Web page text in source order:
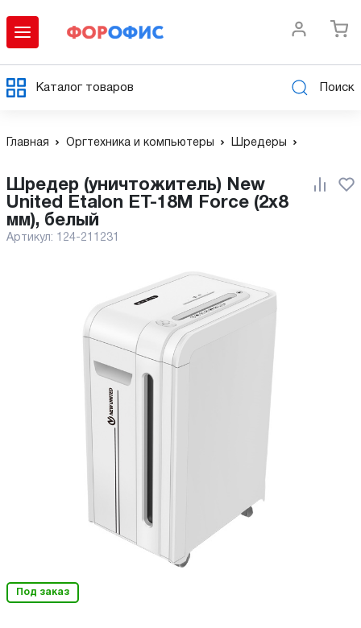
Каталог товаров Поиск
Главная Оргтехника и компьютеры Шредеры
Шредер (уничтожитель) New
United Etalon ET-18M Force (2x8
мм), белый
Артикул: 124-211231
Под заказ